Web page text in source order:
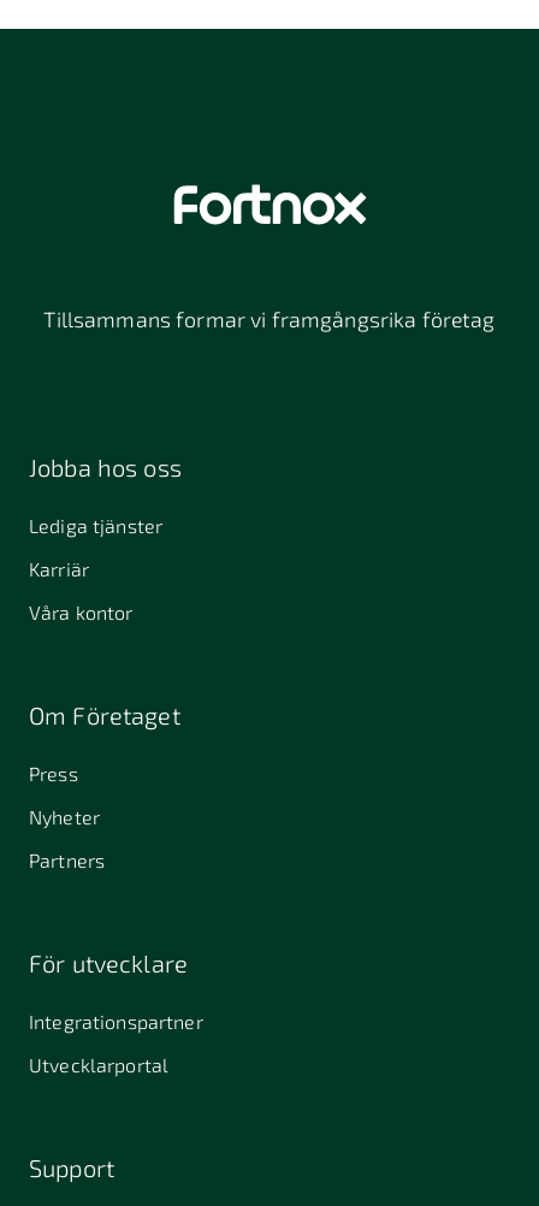
Tillsammans formar vi framgångsrika företag
Jobba hos oss
Lediga tjänster
Karriär
Våra kontor
Om Företaget
Press
Nyheter
Partners
För utvecklare
Integrationspartner
Utvecklarportal
Support